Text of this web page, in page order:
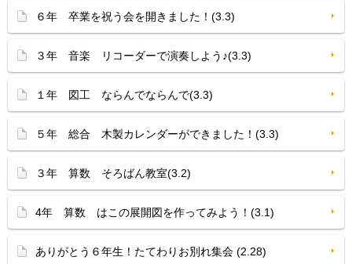
６年 卒業を祝う会を開きました！(3.3)
３年 音楽 リコーダーで演奏しよう♪(3.3)
１年 図工 ならんでならんで(3.3)
５年 総合 木製カレンダーができました！(3.3)
３年 算数 そろばん教室(3.2)
4年 算数 はこの展開図を作ってみよう！(3.1)
ありがとう６年生！たてわりお別れ集会 (2.28)